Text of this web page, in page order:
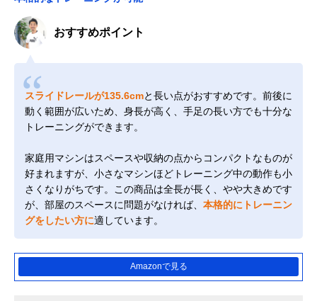
おすすめポイント
スライドレールが135.6cmと長い点がおすすめです。前後に
動く範囲が広いため、身長が高く、手足の長い方でも十分な
トレーニングができます。
家庭用マシンはスペースや収納の点からコンパクトなものが
好まれますが、小さなマシンほどトレーニング中の動作も小
さくなりがちです。この商品は全長が長く、やや大きめです
が、部屋のスペースに問題がなければ、 本格的にトレーニン
グをしたい方に適しています。
Amazonで見る